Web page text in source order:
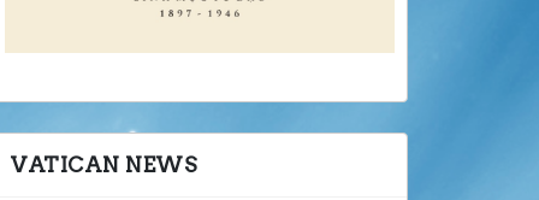
VATICAN NEWS